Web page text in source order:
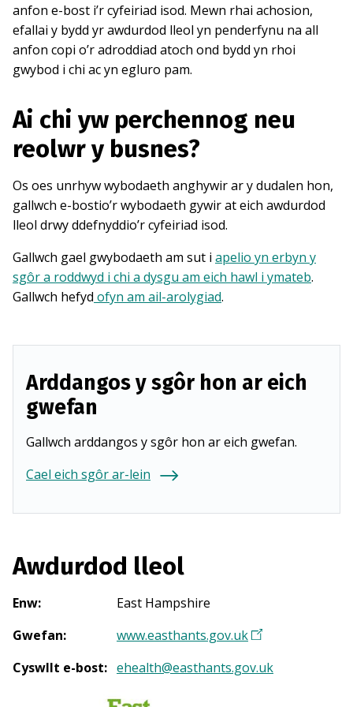
anfon e-bost i’r cyfeiriad isod. Mewn rhai achosion,
efallai y bydd yr awdurdod lleol yn penderfynu na all
anfon copi o’r adroddiad atoch ond bydd yn rhoi
gwybod i chi ac yn egluro pam.
Ai chi yw perchennog neu
reolwr y busnes?
Os oes unrhyw wybodaeth anghywir ar y dudalen hon,
gallwch e-bostio’r wybodaeth gywir at eich awdurdod
lleol drwy ddefnyddio’r cyfeiriad isod.
Gallwch gael gwybodaeth am sut i apelio yn erbyn y
sgôr a roddwyd i chi a dysgu am eich hawl i ymateb.
Gallwch hefyd ofyn am ail-arolygiad.
Arddangos y sgôr hon ar eich
gwefan
Gallwch arddangos y sgôr hon ar eich gwefan.
Cael eich sgôr ar-lein
Awdurdod lleol
Enw:
East Hampshire
Gwefan: www.easthants.gov.uk(
n
Cyswllt e-bost: ehealth@easthants.gov.uk